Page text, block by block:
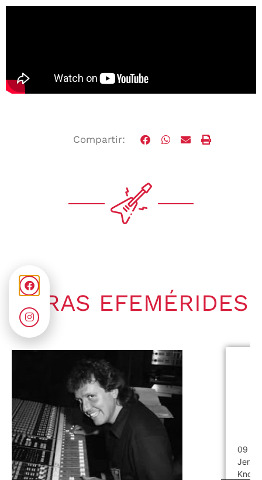
Compartir:
OTRAS EFEMÉRIDES
Gaby Ponchs
agosto 9, 2026
5:09 am
No hay comentarios
09 de agosto de 1995. Muere
Jerry García en Lagunitas-Forest
Knolls, California, Estados Unidos.